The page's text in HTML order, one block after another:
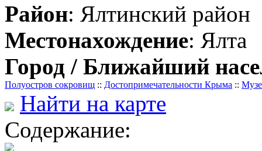
Район: Ялтинский район
Местонахождение: Ялта
Город / Ближайший
Полуостров сокровищ :: Достопримечательности Крыма ::
Найти на карте
Содержание: